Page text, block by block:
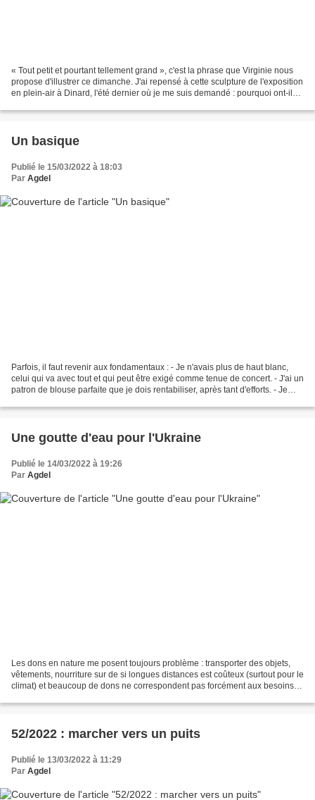
« Tout petit et pourtant tellement grand », c'est la phrase que Virginie nous
propose d'illustrer ce dimanche. J'ai repensé à cette sculpture de l'exposition
en plein-air à Dinard, l'été dernier où je me suis demandé : pourquoi ont-ils
Un basique
Publié le 15/03/2022 à 18:03
Par Agdel
Parfois, il faut revenir aux fondamentaux : - Je n'avais plus de haut blanc,
celui qui va avec tout et qui peut être exigé comme tenue de concert. - J'ai un
patron de blouse parfaite que je dois rentabiliser, après tant d'efforts. - Je
Une goutte d'eau pour l'Ukraine
Publié le 14/03/2022 à 19:26
Par Agdel
Les dons en nature me posent toujours problème : transporter des objets,
vêtements, nourriture sur de si longues distances est coûteux (surtout pour le
climat) et beaucoup de dons ne correspondent pas forcément aux besoins
52/2022 : marcher vers un puits
Publié le 13/03/2022 à 11:29
Par Agdel